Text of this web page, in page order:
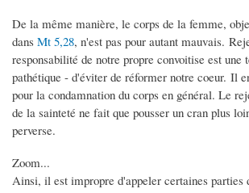
De la même manière, le corps de la femme,
dans Mt 5,28, n'est pas pour autant mauvais.
responsabilité de notre propre convoitise est une
pathétique - d'éviter de réformer notre coeur. Il
pour la condamnation du corps en général. Le
de la sainteté ne fait que pousser un cran plus
perverse.
Zoom...
Ainsi, il est impropre d'appeler certaines parties